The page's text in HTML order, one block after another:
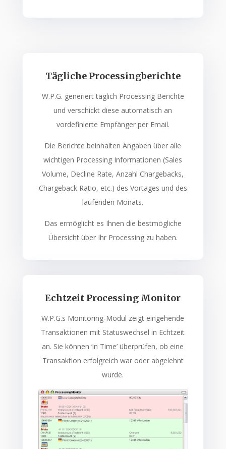
Tägliche Processingberichte
W.P.G. generiert täglich Processing Berichte
und verschickt diese automatisch an
vordefinierte Empfänger per Email.
Die Berichte beinhalten Angaben über alle
wichtigen Processing Informationen (Sales
Volume, Decline Rate, Anzahl Chargebacks,
Chargeback Ratio, etc.) des Vortages und des
laufenden Monats.
Das ermöglicht es Ihnen die bestmögliche
Übersicht über Ihr Processing zu haben.
Echtzeit Processing Monitor
W.P.G.s Monitoring-Modul zeigt eingehende
Transaktionen mit Statuswechsel in Echtzeit
an. Sie können ‘in Time’ überprüfen, ob eine
Transaktion erfolgreich war oder abgelehnt
wurde.